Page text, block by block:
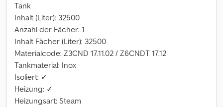
Tank
Inhalt (Liter): 32500
Anzahl der Fächer: 1
Inhalt Fächer (Liter): 32500
Materialcode: Z3CND 17.11.02 / Z6CNDT 17.12
Tankmaterial: Inox
Isoliert: ✓
Heizung: ✓
Heizungsart: Steam